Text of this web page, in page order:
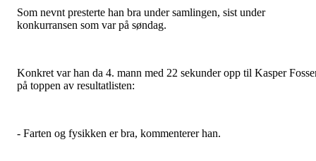
Som nevnt presterte han bra under samlingen, sist under
konkurransen som var på søndag.
Konkret var han da 4. mann med 22 sekunder opp til Kasper
på toppen av resultatlisten:
- Farten og fysikken er bra, kommenterer han.